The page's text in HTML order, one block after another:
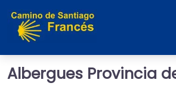
Albergues Provincia